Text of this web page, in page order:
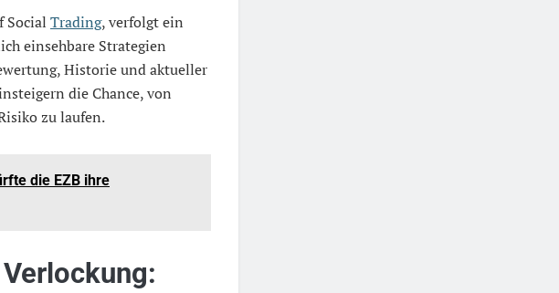
Social Trading, verfolgt ein
einsehbare Strategien
Historie und aktueller
die Chance, von
zu laufen.
die EZB ihre